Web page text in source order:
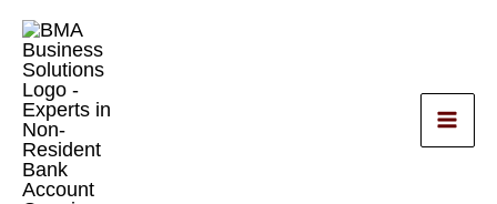
Перейти
содержимому